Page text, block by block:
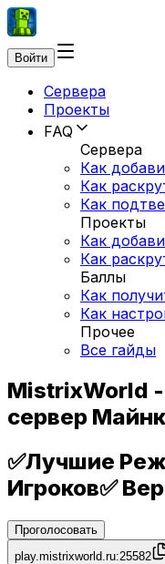
Войти
Сервера
Проекты
FAQ
Сервера
Как
Как
Как
Проекты
Как
Как
Баллы
Как
Как
Прочее
Все гайды
MistrixWorld
сервер
✅Лучшие
Игроков✅
Проголосовать
play.mistrixworld.ru:25582